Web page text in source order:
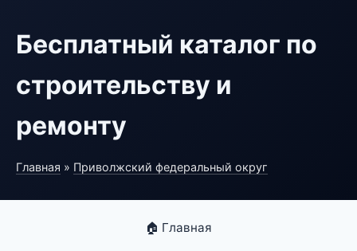
Бесплатный каталог по
строительству и
ремонту
Главная » Приволжский федеральный округ
🏠 Главная